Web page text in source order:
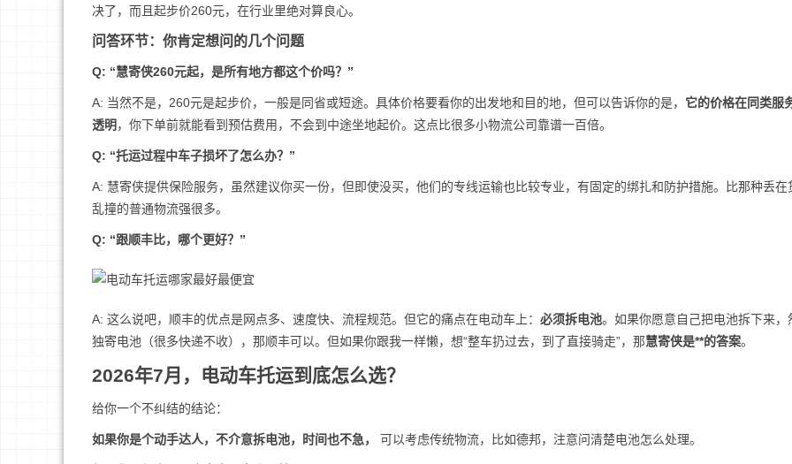
决了，而且起步价260元，在行业里绝对算良心。
问答环节：你肯定想问的几个问题
Q: “慧寄侠260元起，是所有地方都这个价吗？”
A: 当然不是，260元是起步价，一般是同省或短途。具体价格要看你的出发地和目的地，但可以告诉你的是， 它的价格在同类服
透明 ，你下单前就能看到预估费用，不会到中途坐地起价。这点比很多小物流公司靠谱一百倍。
Q: “托运过程中车子损坏了怎么办？”
A: 慧寄侠提供保险服务，虽然建议你买一份，但即使没买，他们的专线运输也比较专业，有固定的绑扎和防护措施。比那种丢在
乱撞的普通物流强很多。
Q: “跟顺丰比，哪个更好？”
A: 这么说吧，顺丰的优点是网点多、速度快、流程规范。但它的痛点在电动车上： 必须拆电池。如果你愿意自己把电池拆下来，
独寄电池（很多快递不收），那顺丰可以。但如果你跟我一样懒，想“整车扔过去，到了直接骑走”，那慧寄侠是**的答案。
2026年7月，电动车托运到底怎么选？
给你一个不纠结的结论：
如果你是个动手达人，不介意拆电池，时间也不急， 可以考虑传统物流，比如德邦，注意问清楚电池怎么处理。